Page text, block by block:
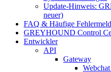
Update-Hinweis:
neuer)
FAQ & Häufige
GREYHOUND Control
Entwickler
API
Gateway